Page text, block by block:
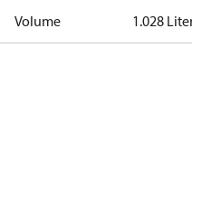
Volume 1.028 Liter